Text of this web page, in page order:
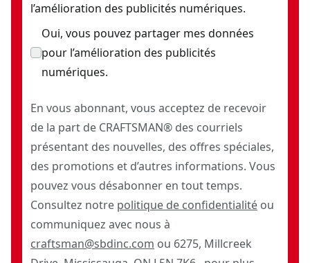
l’amélioration des publicités numériques.
Oui, vous pouvez partager mes données
pour l’amélioration des publicités
numériques.
En vous abonnant, vous acceptez de recevoir
de la part de CRAFTSMAN® des courriels
présentant des nouvelles, des offres spéciales,
des promotions et d’autres informations. Vous
pouvez vous désabonner en tout temps.
Consultez notre politique de confidentialité ou
communiquez avec nous à
craftsman@sbdinc.com ou 6275, Millcreek